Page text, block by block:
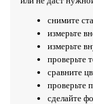
снимите
измерьте
измерьте
проверьте
сравните
проверьте
сделайте